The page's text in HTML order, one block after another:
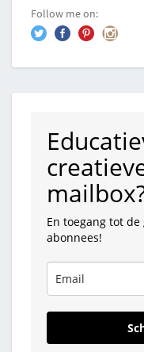
Follow me on:
En toegang tot
abonnees!